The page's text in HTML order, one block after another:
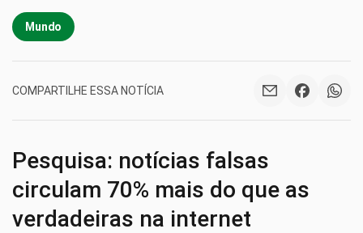
Mundo
COMPARTILHE ESSA NOTÍCIA
Pesquisa: notícias falsas
circulam 70% mais do que as
verdadeiras na internet